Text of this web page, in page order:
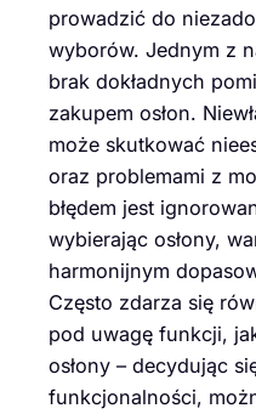
prowadzić do
wyborów. Jednym z
brak dokładnych
zakupem osłon.
może skutkować
oraz problemami z
błędem jest
wybierając osłony,
harmonijnym
Często zdarza się
pod uwagę funkcji,
osłony – decydując
funkcjonalności,